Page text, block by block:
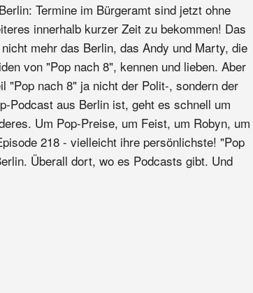
Termine im Bürgeramt sind jetzt ohne
innerhalb kurzer Zeit zu bekommen! Das
mehr das Berlin, das Andy und Marty, die
von "Pop nach 8", kennen und lieben. Aber
"Pop nach 8" ja nicht der Polit-, sondern der
Podcast aus Berlin ist, geht es schnell um
Um Pop-Preise, um Feist, um Robyn, um
218 - vielleicht ihre persönlichste! "Pop
Überall dort, wo es Podcasts gibt. Und